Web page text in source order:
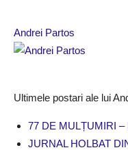
Andrei Partos
Ultimele postari ale lui
77 DE MULȚUMIRI –
JURNAL HOLBAT